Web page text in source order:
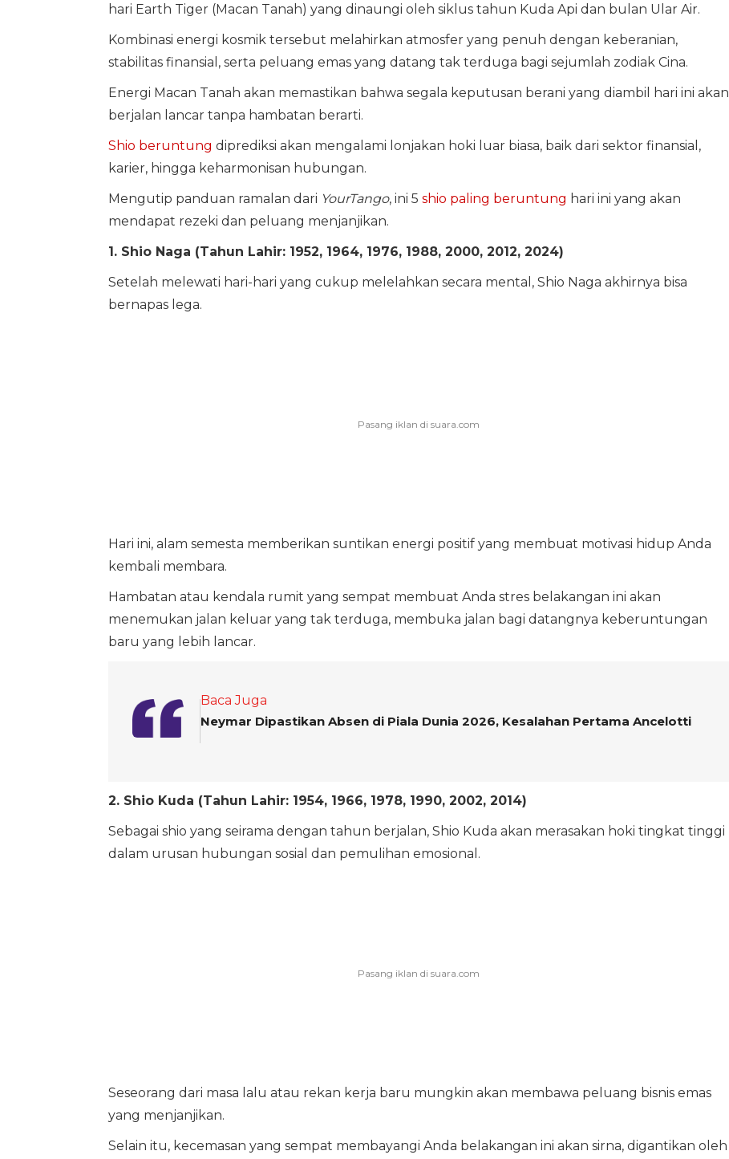
hari Earth Tiger (Macan Tanah) yang dinaungi oleh siklus tahun Kuda Api dan bulan Ular Air.
Kombinasi energi kosmik tersebut melahirkan atmosfer yang penuh dengan keberanian,
stabilitas finansial, serta peluang emas yang datang tak terduga bagi sejumlah zodiak Cina.
Energi Macan Tanah akan memastikan bahwa segala keputusan berani yang diambil hari ini akan
berjalan lancar tanpa hambatan berarti.
Shio beruntung diprediksi akan mengalami lonjakan hoki luar biasa, baik dari sektor finansial,
karier, hingga keharmonisan hubungan.
Mengutip panduan ramalan dari YourTango, ini 5 shio paling beruntung hari ini yang akan
mendapat rezeki dan peluang menjanjikan.
1. Shio Naga (Tahun Lahir: 1952, 1964, 1976, 1988, 2000, 2012, 2024)
Setelah melewati hari-hari yang cukup melelahkan secara mental, Shio Naga akhirnya bisa
bernapas lega.
Hari ini, alam semesta memberikan suntikan energi positif yang membuat motivasi hidup Anda
kembali membara.
Hambatan atau kendala rumit yang sempat membuat Anda stres belakangan ini akan
menemukan jalan keluar yang tak terduga, membuka jalan bagi datangnya keberuntungan
baru yang lebih lancar.
Baca Juga
Neymar Dipastikan Absen di Piala Dunia 2026, Kesalahan Pertama Ancelotti
2. Shio Kuda (Tahun Lahir: 1954, 1966, 1978, 1990, 2002, 2014)
Sebagai shio yang seirama dengan tahun berjalan, Shio Kuda akan merasakan hoki tingkat tinggi
dalam urusan hubungan sosial dan pemulihan emosional.
Seseorang dari masa lalu atau rekan kerja baru mungkin akan membawa peluang bisnis emas
yang menjanjikan.
Selain itu, kecemasan yang sempat membayangi Anda belakangan ini akan sirna, digantikan oleh